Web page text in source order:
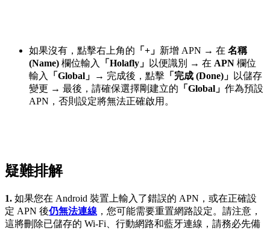
如果沒有，點擊右上角的 「+」 新增 APN → 在 名稱
(Name) 欄位輸入 「Holafly」 以便識別 → 在 APN 欄位
輸入
「Global」→ 完成後，點擊 「完成 (Done)」
以儲存
變更 → 最後，請確保選擇剛建立的 「Global」 作為預設
APN，否則設定將無法正確啟用。
疑難排解
1. 如果您在 Android 裝置上輸入了錯誤的 APN，或在正確設
定 APN 後仍無法連線 ，您可能需要重置網路設定。請注意，
這將刪除已儲存的 Wi-Fi、行動網路和藍牙連線，請務必先備